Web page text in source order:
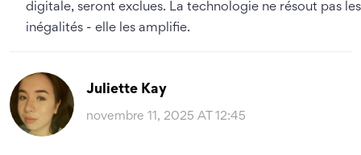
digitale, seront exclues. La technologie ne résout pas les
inégalités - elle les amplifie.
Juliette Kay
novembre 11, 2025 AT 12:45